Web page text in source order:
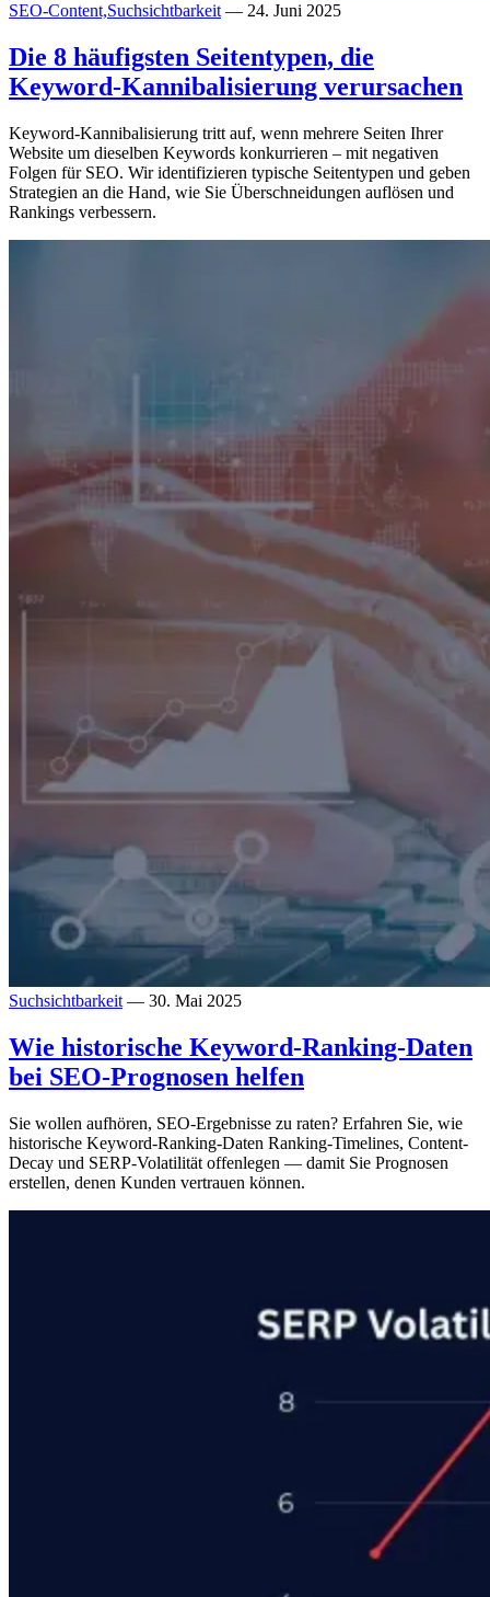
SEO-Content,Suchsichtbarkeit — 24. Juni 2025
Die 8 häufigsten Seitentypen, die
Keyword-Kannibalisierung verursachen
Keyword-Kannibalisierung tritt auf, wenn mehrere Seiten Ihrer
Website um dieselben Keywords konkurrieren – mit negativen
Folgen für SEO. Wir identifizieren typische Seitentypen und geben
Strategien an die Hand, wie Sie Überschneidungen auflösen und
Rankings verbessern.
Suchsichtbarkeit — 30. Mai 2025
Wie historische Keyword-Ranking-Daten
bei SEO-Prognosen helfen
Sie wollen aufhören, SEO-Ergebnisse zu raten? Erfahren Sie, wie
historische Keyword-Ranking-Daten Ranking-Timelines, Content-
Decay und SERP-Volatilität offenlegen — damit Sie Prognosen
erstellen, denen Kunden vertrauen können.